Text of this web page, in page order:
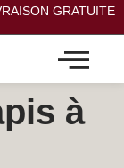
GRATUITE
à